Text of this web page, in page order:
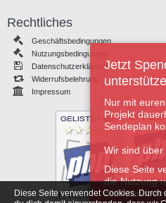
Rechtliches
Geschäftsbedingungen
Nutzungsbedingungen
Datenschutzerklärung
Widerrufsbelehrung
Impressum
Jetzt
Nur mit
Projekt
Sendeplan
Wir sind
Diese Seite
die Nutzung
dich damit
Diese Seite verwendet Cookies.